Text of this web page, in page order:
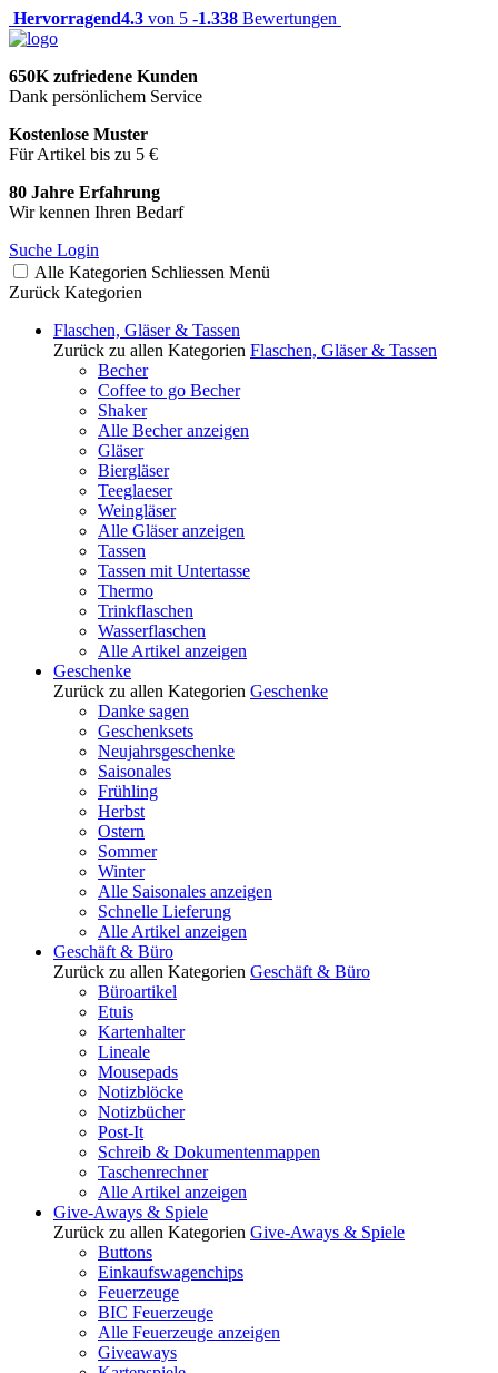
Hervorragend4.3 von 5 -1.338 Bewertungen
650K zufriedene Kunden
Dank persönlichem Service
Kostenlose Muster
Für Artikel bis zu 5 €
80 Jahre Erfahrung
Wir kennen Ihren Bedarf
Suche Login
Alle Kategorien Schliessen Menü
Zurück Kategorien
Flaschen, Gläser & Tassen
Zurück zu allen Kategorien Flaschen, Gläser & Tassen
Becher
Coffee to go Becher
Shaker
Alle Becher anzeigen
Gläser
Biergläser
Teeglaeser
Weingläser
Alle Gläser anzeigen
Tassen
Tassen mit Untertasse
Thermo
Trinkflaschen
Wasserflaschen
Alle Artikel anzeigen
Geschenke
Zurück zu allen Kategorien Geschenke
Danke sagen
Geschenksets
Neujahrsgeschenke
Saisonales
Frühling
Herbst
Ostern
Sommer
Winter
Alle Saisonales anzeigen
Schnelle Lieferung
Alle Artikel anzeigen
Geschäft & Büro
Zurück zu allen Kategorien Geschäft & Büro
Büroartikel
Etuis
Kartenhalter
Lineale
Mousepads
Notizblöcke
Notizbücher
Post-It
Schreib & Dokumentenmappen
Taschenrechner
Alle Artikel anzeigen
Give-Aways & Spiele
Zurück zu allen Kategorien Give-Aways & Spiele
Buttons
Einkaufswagenchips
Feuerzeuge
BIC Feuerzeuge
Alle Feuerzeuge anzeigen
Giveaways